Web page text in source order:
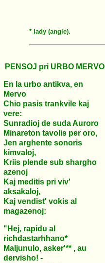
* lady (angle).
PENSOJ pri URBO MERVO
En la urbo antikva, en
Mervo
Chio pasis trankvile kaj
vere:
Sunradioj de suda Auroro
Minareton tavolis per oro,
Jen arghente sonoris
kimvaloj,
Kriis plende sub shargho
azenoj
Kaj meditis pri viv'
aksakaloj,
Kaj vendist' vokis al
magazenoj:
"Hej, rapidu al
richdastarhhano*
Maljunulo, asker'** , au
dervisho! -